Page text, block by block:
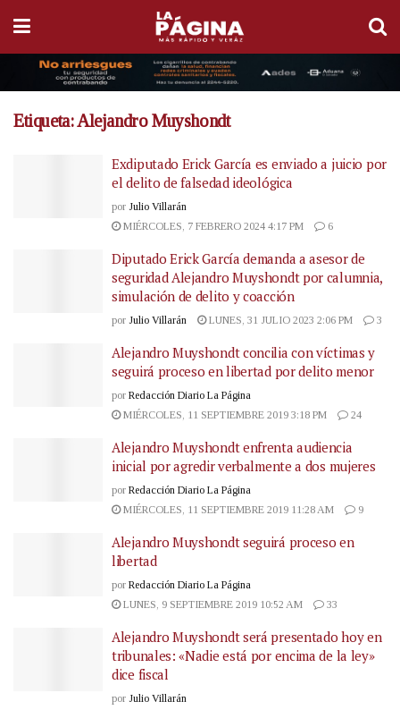
Etiqueta:Alejandro Muyshondt
Exdiputado Erick García es enviado a juicio por
el delito de falsedad ideológica
por Julio Villarán
MIÉRCOLES, 7 FEBRERO 2024 4:17 PM
6
Diputado Erick García demanda a asesor de
seguridad Alejandro Muyshondt por calumnia,
simulación de delito y coacción
por Julio Villarán LUNES, 31 JULIO 2023 2:06 PM 3
Alejandro Muyshondt concilia con víctimas y
seguirá proceso en libertad por delito menor
por Redacción Diario La Página
MIÉRCOLES, 11 SEPTIEMBRE 2019 3:18 PM
24
Alejandro Muyshondt enfrenta audiencia
inicial por agredir verbalmente a dos mujeres
por Redacción Diario La Página
MIÉRCOLES, 11 SEPTIEMBRE 2019 11:28 AM
9
Alejandro Muyshondt seguirá proceso en
libertad
por Redacción Diario La Página
LUNES, 9 SEPTIEMBRE 2019 10:52 AM
33
Alejandro Muyshondt será presentado hoy en
tribunales: «Nadie está por encima de la ley»
dice fiscal
por Julio Villarán